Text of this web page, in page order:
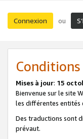
Connexion ou
Mises à jour: 15
Bienvenue sur le site
les différentes entités
Des traductions sont
prévaut.